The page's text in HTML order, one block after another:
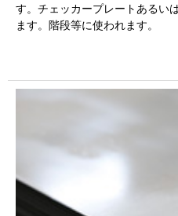
す。チェッカープレートあるい
ます。階段等に使われます。